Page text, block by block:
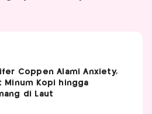
Coppen Alami Anxiety,
Minum Kopi hingga
di Laut